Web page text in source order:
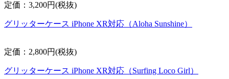
定価：3,200円(税抜)
グリッターケース iPhone XR対応（Aloha Sunshine）
定価：2,800円(税抜)
グリッターケース iPhone XR対応（Surfing Loco Girl）